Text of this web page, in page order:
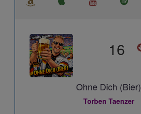
16
Ohne Dich (Bier)
Torben Taenzer